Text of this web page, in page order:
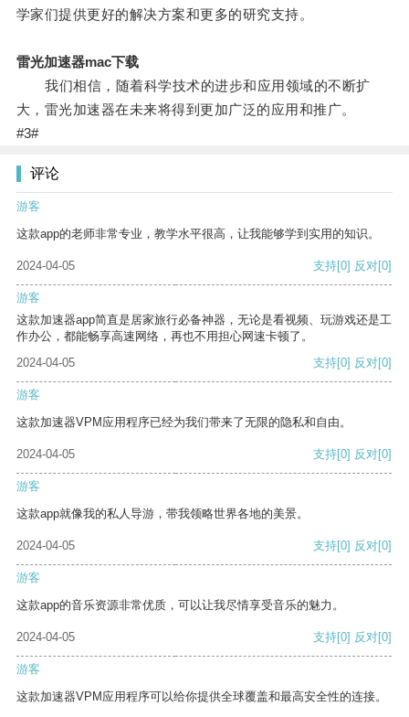
学家们提供更好的解决方案和更多的研究支持。
雷光加速器mac下载
我们相信，随着科学技术的进步和应用领域的不断扩
大，雷光加速器在未来将得到更加广泛的应用和推广。
#3#
评论
游客
这款app的老师非常专业，教学水平很高，让我能够学到实用的知识。
2024-04-05 支持[0] 反对[0]
游客
这款加速器app简直是居家旅行必备神器，无论是看视频、玩游戏还是工
作办公，都能畅享高速网络，再也不用担心网速卡顿了。
2024-04-05
支持[0] 反对[0]
游客
这款加速器VPM应用程序已经为我们带来了无限的隐私和自由。
2024-04-05 支持[0] 反对[0]
游客
这款app就像我的私人导游，带我领略世界各地的美景。
2024-04-05 支持[0] 反对[0]
游客
这款app的音乐资源非常优质，可以让我尽情享受音乐的魅力。
2024-04-05 支持[0] 反对[0]
游客
这款加速器VPM应用程序可以给你提供全球覆盖和最高安全性的连接。